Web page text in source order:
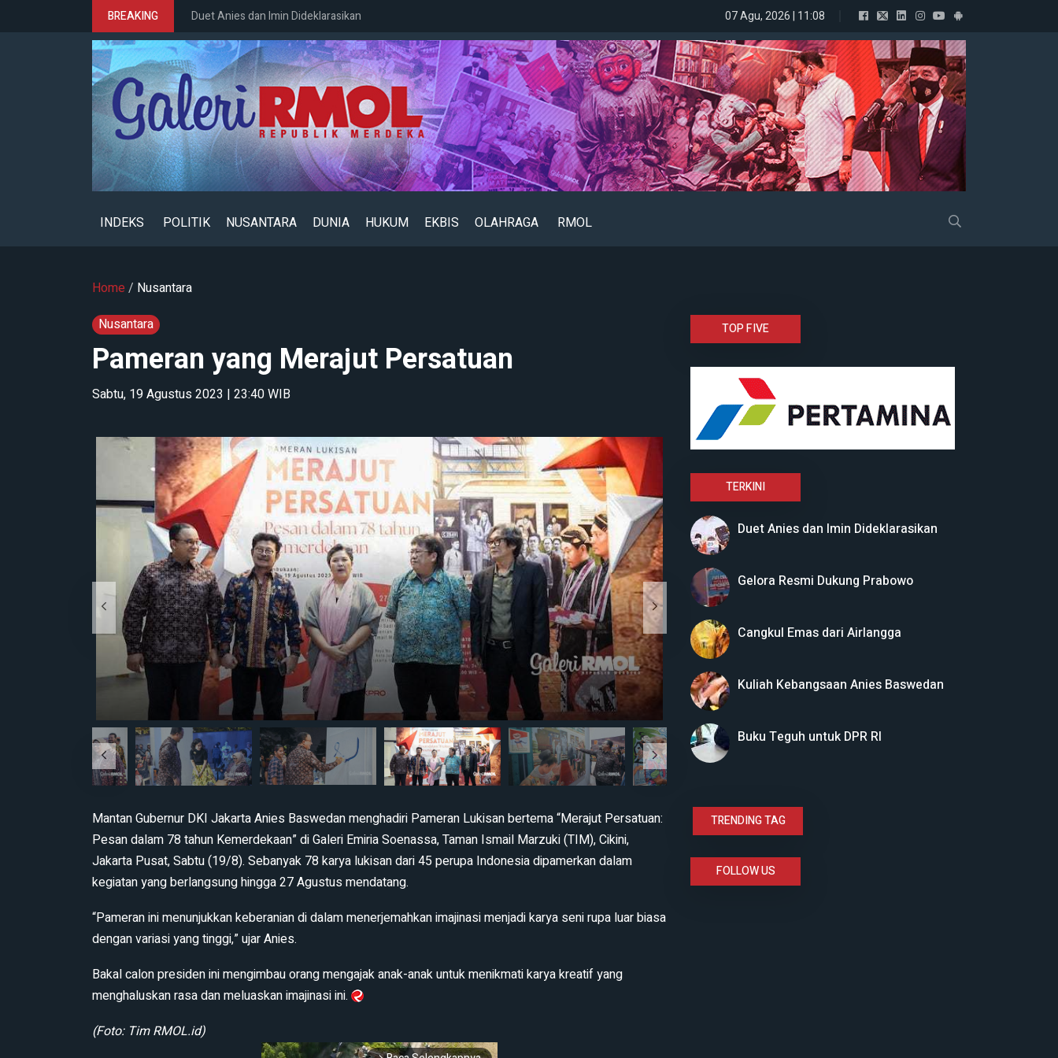
BREAKING Duet Anies dan Imin Dideklarasikan Gelora Resmi Dukung Prabowo
07 Agu, 2026 | 11:08
INDEKS POLITIK NUSANTARA DUNIA HUKUM EKBIS OLAHRAGA RMOL
Home / Nusantara
Nusantara
Pameran yang Merajut Persatuan
Sabtu, 19 Agustus 2023 | 23:40 WIB
Mantan Gubernur DKI Jakarta Anies Baswedan menghadiri Pameran Lukisan bertema “Merajut Persatuan:
Pesan dalam 78 tahun Kemerdekaan” di Galeri Emiria Soenassa, Taman Ismail Marzuki (TIM), Cikini,
Jakarta Pusat, Sabtu (19/8). Sebanyak 78 karya lukisan dari 45 perupa Indonesia dipamerkan dalam
kegiatan yang berlangsung hingga 27 Agustus mendatang.
“Pameran ini menunjukkan keberanian di dalam menerjemahkan imajinasi menjadi karya seni rupa luar biasa
dengan variasi yang tinggi,” ujar Anies.
Bakal calon presiden ini mengimbau orang mengajak anak-anak untuk menikmati karya kreatif yang
menghaluskan rasa dan meluaskan imajinasi ini.
(Foto: Tim RMOL.id)
TOP FIVE
TERKINI
Duet Anies dan Imin Dideklarasikan
Gelora Resmi Dukung Prabowo
Cangkul Emas dari Airlangga
Kuliah Kebangsaan Anies Baswedan
Buku Teguh untuk DPR RI
TRENDING TAG
FOLLOW US